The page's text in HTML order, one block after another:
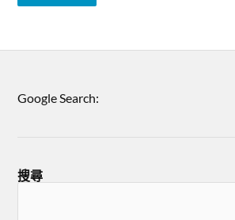
Google Search:
搜尋